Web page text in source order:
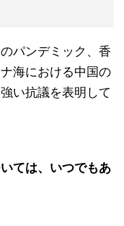
パンデミック、香
海における中国の
い抗議を表明して
ては、いつでもあ